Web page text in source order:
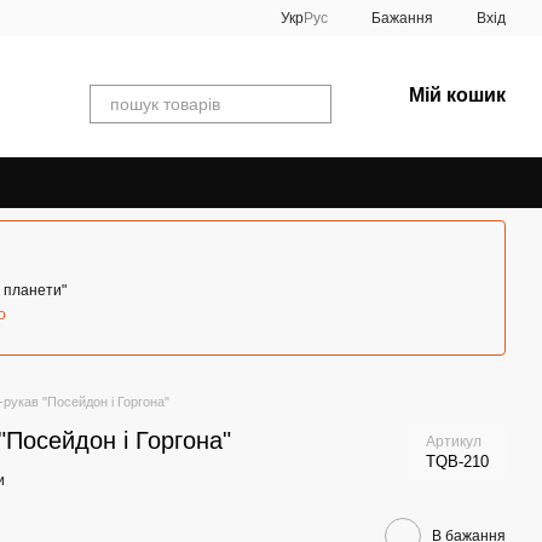
УкрРус Бажання Вхід
Мій кошик
планети"
"Посейдон і Горгона"
і Горгона" Артикул
TQB-210
В бажання